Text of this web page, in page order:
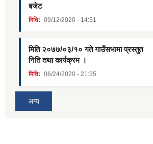
बजेट
मिति: 09/12/2020 - 14:51
मिति २०७७/०३/१० गते गाउँसभामा प्रस्तुत
निति तथा कार्यक्रम ।
मिति: 06/24/2020 - 21:35
अन्य